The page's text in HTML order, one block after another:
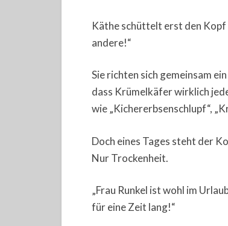
Käthe schüttelt erst den Kopf
andere!“
Sie richten sich gemeinsam
dass Krümelkäfer wirklich
wie „Kichererbsenschlupf“,
Doch eines Tages steht der
Nur Trockenheit.
„Frau Runkel ist wohl im
für eine Zeit lang!“